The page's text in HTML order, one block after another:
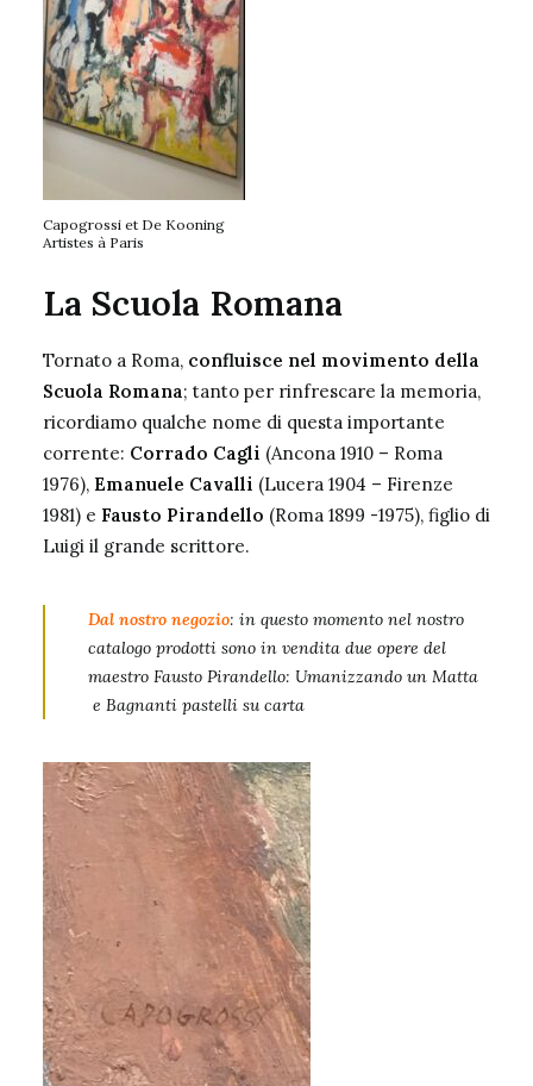
Capogrossi et De Kooning
Artistes à Paris
La Scuola Romana
Tornato a Roma, confluisce nel movimento della
Scuola Romana; tanto per rinfrescare la memoria,
ricordiamo qualche nome di questa importante
corrente: Corrado Cagli (Ancona 1910 – Roma
1976), Emanuele Cavalli (Lucera 1904 – Firenze
1981) e Fausto Pirandello (Roma 1899 -1975), figlio di
Luigi il grande scrittore.
Dal nostro negozio: in questo momento nel nostro
catalogo prodotti sono in vendita due opere del
maestro Fausto Pirandello: Umanizzando un Matta
e Bagnanti pastelli su carta